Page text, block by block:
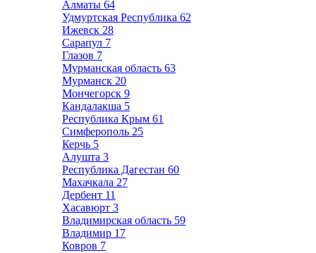
Алматы 64
Удмуртская Республика 62
Ижевск 28
Сарапул 7
Глазов 7
Мурманская область 63
Мурманск 20
Мончегорск 9
Кандалакша 5
Республика Крым 61
Симферополь 25
Керчь 5
Алушта 3
Республика Дагестан 60
Махачкала 27
Дербент 11
Хасавюрт 3
Владимирская область 59
Владимир 17
Ковров 7